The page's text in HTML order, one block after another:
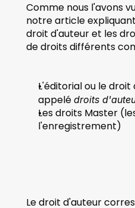
Comme nous l'avons
notre article
droit d'auteur et les
de droits différents
L'éditorial ou le
appelé droits
Les droits Master
l'enregistrement)